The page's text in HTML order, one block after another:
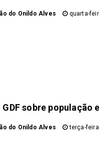
do Onildo Alves quarta-
sobre
do Onildo Alves terça-